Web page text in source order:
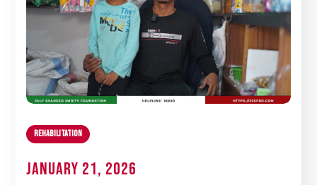
Rehabilitation
January 21, 2026